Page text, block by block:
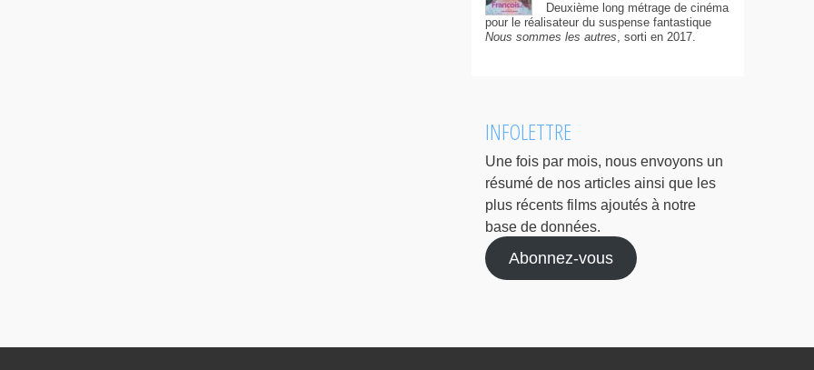
Deuxième long métrage de cinéma
pour le réalisateur du suspense fantastique
Nous sommes les autres, sorti en 2017.
INFOLETTRE
Une fois par mois, nous envoyons un
résumé de nos articles ainsi que les
plus récents films ajoutés à notre
base de données.
Abonnez-vous